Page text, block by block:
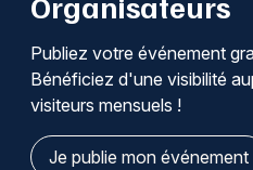
Publiez votre événement
Bénéficiez d'une visibilité
visiteurs mensuels !
Je publie mon événement